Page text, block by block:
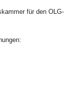
für den OLG-